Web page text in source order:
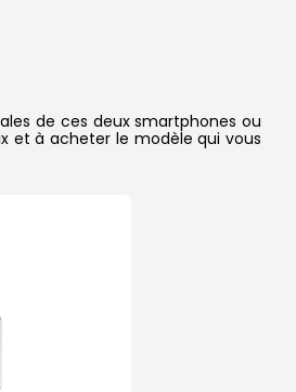
de ces deux smartphones ou
et à acheter le modèle qui vous